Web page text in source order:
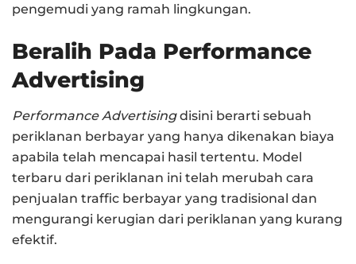
pengemudi yang ramah lingkungan.
Beralih Pada Performance
Advertising
Performance Advertisingdisini berarti sebuah
periklanan berbayar yang hanya dikenakan biaya
apabila telah mencapai hasil tertentu. Model
terbaru dari periklanan ini telah merubah cara
penjualan traffic berbayar yang tradisional dan
mengurangi kerugian dari periklanan yang kurang
efektif.